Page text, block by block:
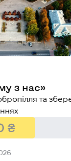
з нас»
та
₴